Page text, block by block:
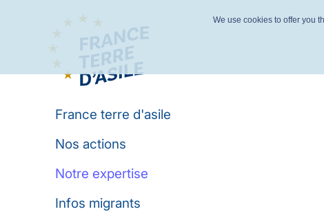
France terre d'asile
Nos actions
Notre expertise
Infos migrants
We use cookies to offer you